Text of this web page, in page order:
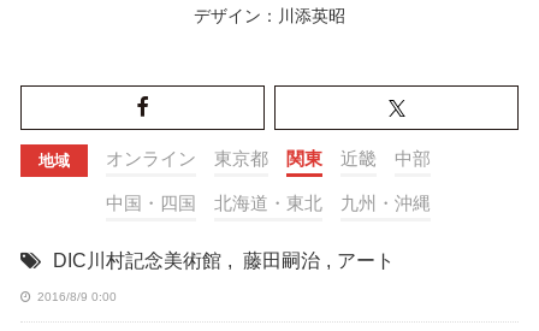
デザイン：川添英昭
地域 オンライン 東京都 関東 近畿 中部
中国・四国 北海道・東北 九州・沖縄
DIC川村記念美術館 , 藤田嗣治 , アート
2016/8/9 0:00